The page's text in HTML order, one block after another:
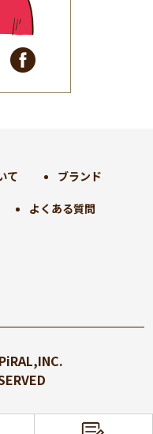
て ブランド
よくある質問